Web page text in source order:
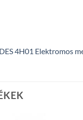
4H01 Elektromos